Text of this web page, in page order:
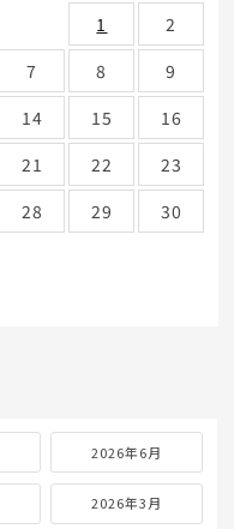
1
2
7 8
9
14 15
16
21 22
23
28 29
30
2026年6月
2026年3月